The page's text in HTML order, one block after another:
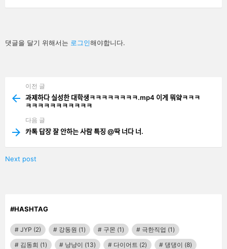
답
글
댓글을 달기 위해서는 로그인해야합니다.
more
이전 글
과제하다 실성한 대학생ㅋㅋㅋㅋㅋㅋㅋㅋ.mp4 이게 뭐얔ㅋㅋㅋ
ㅋㅋㅋㅋㅋㅋㅋㅋㅋㅋㅋ
다음 글
카톡 답장 잘 안하는 사람 특징 @딱 너다 너.
Next post
#HASHTAG
JYP (2) 강동원 (1) 구몬 (1) 극한직업 (1)
김동희 (1) 냥냥이 (13) 다이어트 (2) 댕댕이 (8)